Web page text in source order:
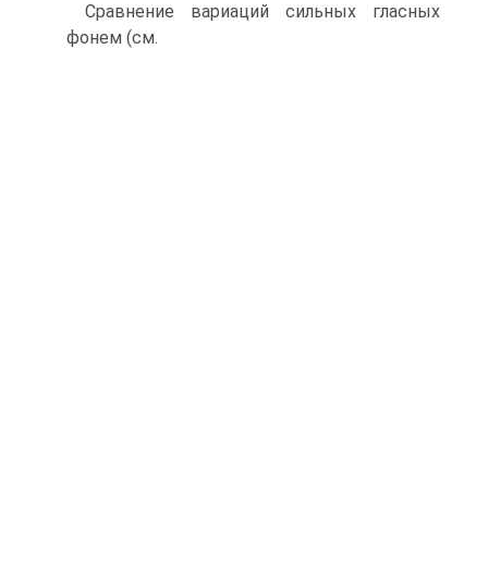
Сравнение вариаций сильных гласных
фонем (см.